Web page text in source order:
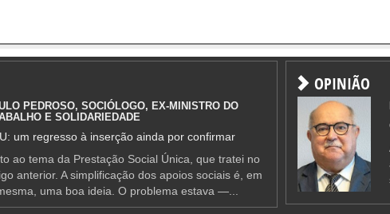
PEDROSO, SOCIÓLOGO, EX-MINISTRO DO
E SOLIDARIEDADE
um regresso à inserção ainda por confirmar
ao tema da Prestação Social Única, que tratei no
anterior. A simplificação dos apoios sociais é, em
uma boa ideia. O problema estava —...
OPINIÃO